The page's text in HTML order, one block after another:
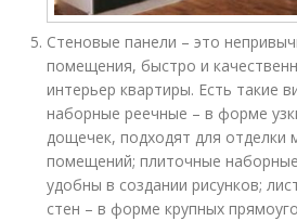
Стеновые панели – это
помещения, быстро и
интерьер квартиры. Есть такие
наборные реечные – в форме
дощечек, подходят для отделки
помещений; плиточные
удобны в создании рисунков;
стен – в форме крупных